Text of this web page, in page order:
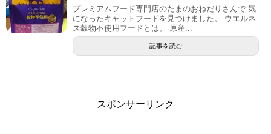
プレミアムフード専門店のたまのおねだりさんで 気
になったキャットフードを見つけました。 ウエルネ
ス穀物不使用フードとは。 原産...
記事を読む
スポンサーリンク